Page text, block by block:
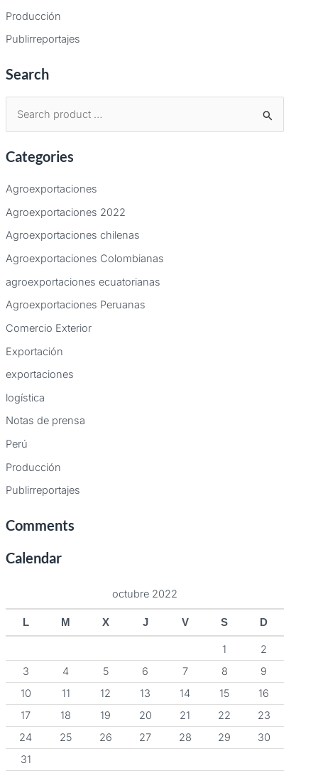
Producción
Publirreportajes
Search
s
r
p
o
r
:
Categories
Agroexportaciones
Agroexportaciones 2022
Agroexportaciones chilenas
Agroexportaciones Colombianas
agroexportaciones ecuatorianas
Agroexportaciones Peruanas
Comercio Exterior
Exportación
exportaciones
logística
Notas de prensa
Perú
Producción
Publirreportajes
Comments
Calendar
octubre 2022
L M X J V S D
1
2
3
4 5 6 7 8
9
10
11 12 13 14 15
16
17
18 19 20 21 22
23
24
25 26 27 28 29
30
31